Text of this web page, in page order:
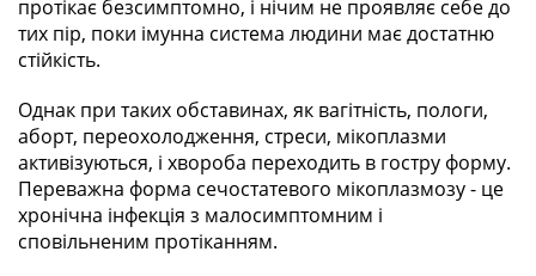
протікає безсимптомно, і нічим не проявляє себе до
тих пір, поки імунна система людини має достатню
стійкість.
Однак при таких обставинах, як вагітність, пологи,
аборт, переохолодження, стреси, мікоплазми
активізуються, і хвороба переходить в гостру форму.
Переважна форма сечостатевого мікоплазмозу - це
хронічна інфекція з малосимптомним і
сповільненим протіканням.